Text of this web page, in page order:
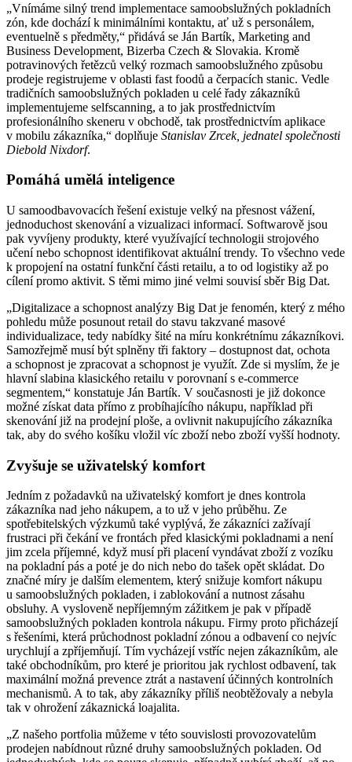
„Vnímáme silný trend implementace samoobslužných pokladních
zón, kde dochází k minimálními kontaktu, ať už s personálem,
eventuelně s předměty,“ přidává se Ján Bartík, Marketing and
Business Development, Bizerba Czech & Slovakia. Kromě
potravinových řetězců velký rozmach samoobslužného způsobu
prodeje registrujeme v oblasti fast foodů a čerpacích stanic. Vedle
tradičních samoobslužných pokladen u celé řady zákazníků
implementujeme selfscanning, a to jak prostřednictvím
profesionálního skeneru v obchodě, tak prostřednictvím aplikace
v mobilu zákazníka,“ doplňuje Stanislav Zrcek, jednatel společnosti
Diebold Nixdorf.
Pomáhá umělá inteligence
U samoodbavovacích řešení existuje velký na přesnost vážení,
jednoduchost skenování a vizualizaci informací. Softwarově jsou
pak vyvíjeny produkty, které využívající technologii strojového
učení nebo schopnost identifikovat aktuální trendy. To všechno vede
k propojení na ostatní funkční části retailu, a to od logistiky až po
cílení promo aktivit. S těmi mimo jiné velmi souvisí sběr Big Dat.
„Digitalizace a schopnost analýzy Big Dat je fenomén, který z mého
pohledu může posunout retail do stavu takzvané masové
individualizace, tedy nabídky šité na míru konkrétnímu zákazníkovi.
Samozřejmě musí být splněny tři faktory – dostupnost dat, ochota
a schopnost je zpracovat a schopnost je využít. Zde si myslím, že je
hlavní slabina klasického retailu v porovnaní s e-commerce
segmentem,“ konstatuje Ján Bartík. V současnosti je již dokonce
možné získat data přímo z probíhajícího nákupu, například při
skenování již na prodejní ploše, a ovlivnit nakupujícího zákazníka
tak, aby do svého košíku vložil víc zboží nebo zboží vyšší hodnoty.
Zvyšuje se uživatelský komfort
Jedním z požadavků na uživatelský komfort je dnes kontrola
zákazníka nad jeho nákupem, a to už v jeho průběhu. Ze
spotřebitelských výzkumů také vyplývá, že zákazníci zažívají
frustraci při čekání ve frontách před klasickými pokladnami a není
jim zcela příjemné, když musí při placení vyndávat zboží z vozíku
na pokladní pás a poté je do nich nebo do tašek opět skládat. Do
značné míry je dalším elementem, který snižuje komfort nákupu
u samoobslužných pokladen, i zablokování a nutnost zásahu
obsluhy. A vysloveně nepříjemným zážitkem je pak v případě
samoobslužných pokladen kontrola nákupu. Firmy proto přicházejí
s řešeními, která průchodnost pokladní zónou a odbavení co nejvíc
urychlují a zpříjemňují. Tím vycházejí vstříc nejen zákazníkům, ale
také obchodníkům, pro které je prioritou jak rychlost odbavení, tak
maximální možná prevence ztrát a nastavení účinných kontrolních
mechanismů. A to tak, aby zákazníky příliš neobtěžovaly a nebyla
tak v ohrožení zákaznická loajalita.
„Z našeho portfolia můžeme v této souvislosti provozovatelům
prodejen nabídnout různé druhy samoobslužných pokladen. Od